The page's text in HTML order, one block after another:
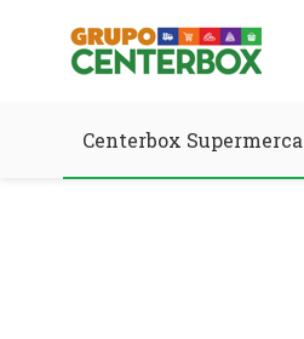
Centerbox